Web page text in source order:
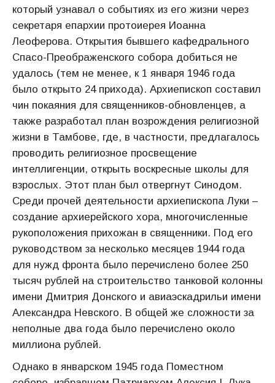
который узнавал о событиях из его жизни через
секретаря епархии протоиерея Иоанна
Леоферова. Открытия бывшего кафедрального
Спасо-Преображенского собора добиться не
удалось (тем не менее, к 1 января 1946 года
было открыто 24 прихода). Архиепископ составил
чин покаяния для священников-обновленцев, а
также разработал план возрождения религиозной
жизни в Тамбове, где, в частности, предлагалось
проводить религиозное просвещение
интеллигенции, открыть воскресные школы для
взрослых. Этот план был отвергнут Синодом.
Среди прочей деятельности архиепископа Луки –
создание архиерейского хора, многочисленные
рукоположения прихожан в священники. Под его
руководством за несколько месяцев 1944 года
для нужд фронта было перечислено более 250
тысяч рублей на строительство танковой колонны
имени Дмитрия Донского и авиаэскадрильи имени
Александра Невского. В общей же сложности за
неполные два года было перечислено около
миллиона рублей.
Однако в январском 1945 года Поместном